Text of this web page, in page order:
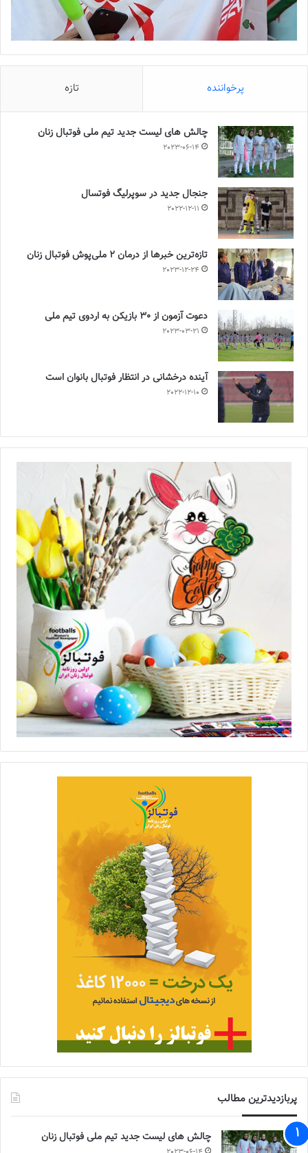
پرخواننده تازه
چالش هاى ليست جدید تيم ملى فوتبال زنان
2023-06-14
جنجال جدید در سوپرلیگ فوتسال
2022-12-11
تازه‌ترین خبرها از درمان ۲ ملی‌پوش فوتبال زنان
2023-12-24
دعوت آزمون از 30 بازیکن به اردوی تیم ملی
2023-03-21
آینده درخشانی در انتظار فوتبال بانوان است
2022-12-10
پربازدیدترین مطالب
چالش هاى ليست جدید تيم ملى فوتبال زنان